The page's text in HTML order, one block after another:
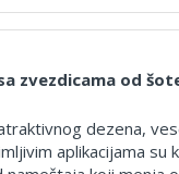
zvezdicama od
dezena,
aplikacijama su